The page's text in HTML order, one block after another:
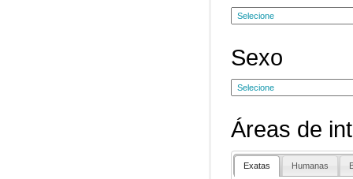
Sexo
Áreas de
Exatas Humanas